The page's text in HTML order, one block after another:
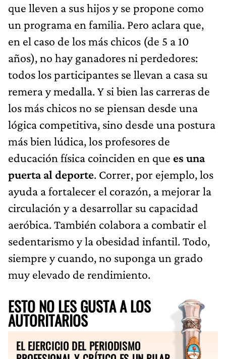
que lleven a sus hijos y se propone como
un programa en familia. Pero aclara que,
en el caso de los más chicos (de 5 a 10
años), no hay ganadores ni perdedores:
todos los participantes se llevan a casa su
remera y medalla. Y si bien las carreras de
los más chicos no se piensan desde una
lógica competitiva, sino desde una postura
más bien lúdica, los profesores de
educación física coinciden en que es una
puerta al deporte. Correr, por ejemplo, los
ayuda a fortalecer el corazón, a mejorar la
circulación y a desarrollar su capacidad
aeróbica. También colabora a combatir el
sedentarismo y la obesidad infantil. Todo,
siempre y cuando, no suponga un grado
muy elevado de rendimiento.
ESTO NO LES GUSTA A LOS
AUTORITARIOS
EL EJERCICIO DEL PERIODISMO